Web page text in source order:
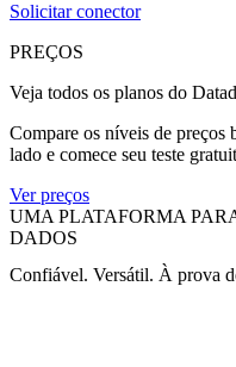
Solicitar conector
PREÇOS
Veja todos os planos do
Compare os níveis de preços
lado e comece seu teste
Ver preços
UMA PLATAFORMA
DADOS
Confiável. Versátil. À prova